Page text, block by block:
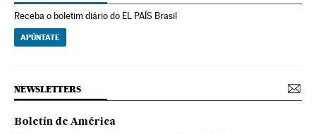
Receba o boletim diário do EL PAÍS Brasil
APÚNTATE
NEWSLETTERS
Boletín de América